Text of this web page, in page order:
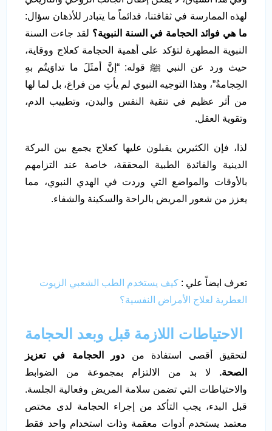
لهذه الممارسة في ثقافتنا، فدائماً ما يتبادر للأذهان سؤال:
ما هي فوائد الحجامة في السنة النبوية؟ لقد جاءت السنة
النبوية المطهرة لتؤكد على أهمية الحجامة كعلاج ووقاية،
حيث ورد عن النبي ﷺ قوله: “إنَّ أمثَلَ ما تداوَيتُم بهِ
الحِجامةُ”، وهذا التوجيه النبوي لم يأتِ من فراغ، بل لما لها
من أثر عظيم في تنقية النفس والبدن، وتطييب الدم،
وتقوية العقل.
لذا، فإن الكثيرين يقبلون عليها كعلاج يجمع بين البركة
الدينية والفائدة الطبية المحققة، خاصة عند التزامهم
بالأوقات والمواضع التي وردت في الهدي النبوي، مما
يعزز من شعور المريض بالراحة والسكينة والشفاء.
تعرف ايضاً علي : كيف يستخدم الطب الشعبي الزيوت
العطرية لعلاج الأمراض النفسية؟
الاحتياطات اللازمة قبل وبعد الحجامة
لتحقيق أقصى استفادة من دور الحجامة في تعزيز
الصحة. لا بد من الالتزام بمجموعة من الضوابط
والاحتياطات التي تضمن سلامة المريض وفعالية الجلسة.
قبل البدء، يجب التأكد من إجراء الحجامة لدى مختص
معتمد يستخدم أدوات معقمة وذات استخدام واحد فقط